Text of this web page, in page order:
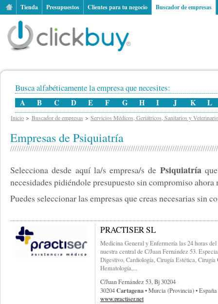
Tienda Presupuestos Clientes para tu negocio Buscador de empresas
Busca alfabéticamente la empresa que necesites:
A B C D E F G H I J K L
Inicio Buscador de empresas Servicios Médicos, Geriátricos, Sanitarios y
Empresas de Psiquiatría
Selecciona desde aquí la/s empresa/s de Psiquiatríaque
necesidades pidiéndole presupuesto sin compromiso ahora
Puedes seleccionar las empresas que creas necesarias sin
PRACTISER SL
Medicina General y Enfermería las 24 horas del
nuestra central de C/Juan Fernández 53.
Digestivo, Cardiología, Cirugía Estética,
Hematología,...
C/juan Fernández 53, Bj 30204
30204Cartagena• Murcia (provincia) • España
www.practiser.net